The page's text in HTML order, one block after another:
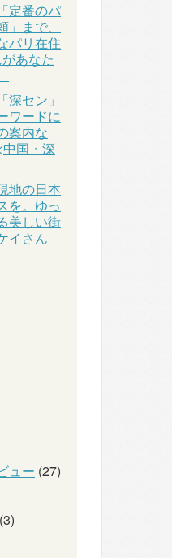
定番のパ
まで、
パリ在住
あなた
深セン」
ワードに
案内な
国・深
地の日本
を。ゆっ
美しい街
イさん
ュー (27)
(3)